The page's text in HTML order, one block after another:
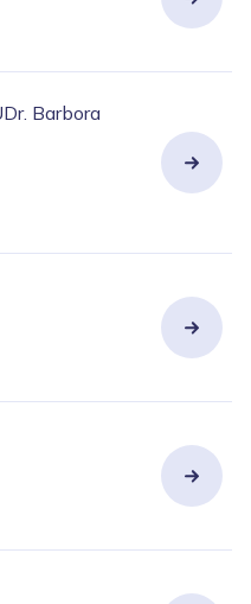
Barbora